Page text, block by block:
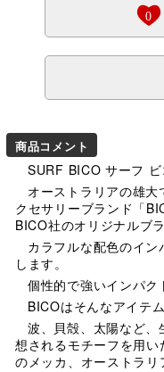
Ö
0
商品コメント
SURF BICO サーフ ビ
オーストラリアの雄
クセサリーブランド「
BICO社のオリジナルブラ
カラフルな配色のイ
します。
個性的で強いインパク
BICOはそんなアイテム
波、貝殻、太陽など、
想されるモチーフを用
のメッカ、オーストラリ